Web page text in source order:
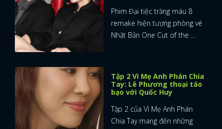
Phim Đại tiệc trăng máu 8
remake hiện tượng phòng vé
Nhật Bản One Cut of the ...
Tập 2 Vì Mẹ Anh Phán Chia
Tay: Lê Phương thoại táo
bạo với Quốc Huy
Tập 2 của Vì Mẹ Anh Phán
Chia Tay mang đến những